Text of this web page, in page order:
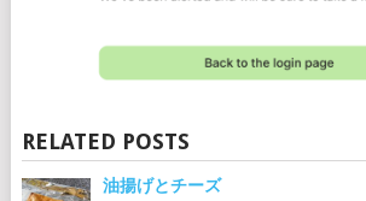
RELATED POSTS
油揚げとチーズ